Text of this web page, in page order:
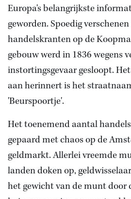
Europa's belangrijkste
geworden. Spoedig
handelskranten op de
gebouw werd in 1836 wegens
instortingsgevaar gesloopt.
aan herinnert is het
'Beurspoortje'.
Het toenemend aantal
gepaard met chaos op de
geldmarkt. Allerlei vreemde
landen doken op,
het gewicht van de munt door